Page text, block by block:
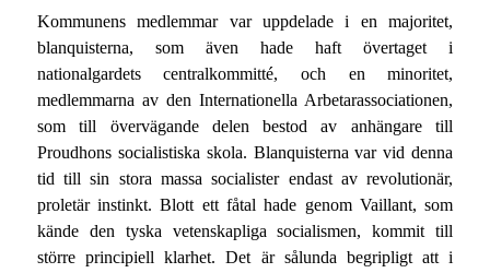
Kommunens medlemmar var uppdelade i en majoritet,
blanquisterna, som även hade haft övertaget i
nationalgardets centralkommitté, och en minoritet,
medlemmarna av den Internationella Arbetarassociationen,
som till övervägande delen bestod av anhängare till
Proudhons socialistiska skola. Blanquisterna var vid denna
tid till sin stora massa socialister endast av revolutionär,
proletär instinkt. Blott ett fåtal hade genom Vaillant, som
kände den tyska vetenskapliga socialismen, kommit till
större principiell klarhet. Det är sålunda begripligt att i